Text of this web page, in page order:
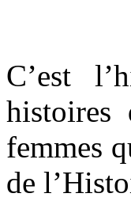
C’est
histoires
femmes
de